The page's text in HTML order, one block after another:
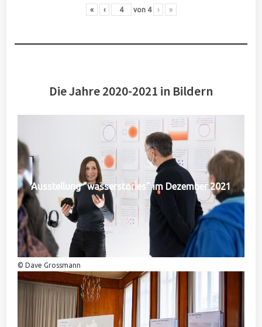
« ‹ von 4 › »
Die Jahre 2020-2021 in Bildern
Ausstellung "wasserstories" im Dezember 2021
© Dave Grossmann